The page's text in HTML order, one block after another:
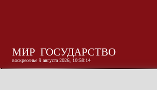
МИР ГОСУДАРСТВО
воскресенье 9 августа 2026, 10:58:15